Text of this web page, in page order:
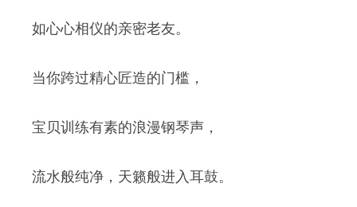
如心心相仪的亲密老友。
当你跨过精心匠造的门槛，
宝贝训练有素的浪漫钢琴声，
流水般纯净，天籁般进入耳鼓。